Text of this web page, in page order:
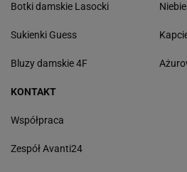
Botki damskie Lasocki
Sukienki Guess
Bluzy damskie 4F
KONTAKT
Współpraca
Zespół Avanti24